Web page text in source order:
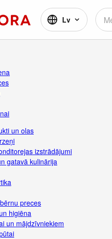
Lv
un olas
izstrādājumi
gatavā kulinārija
preces
higiēna
un mājdzīvniekiem